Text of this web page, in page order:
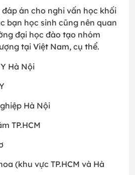
án cho nghi vấn học khối
bạn học sinh cũng nên quan
đại học đào tạo nhóm
tại Việt Nam, cụ thể.
Hà Nội
Hà Nội
TP.HCM
(khu vực TP.HCM và Hà